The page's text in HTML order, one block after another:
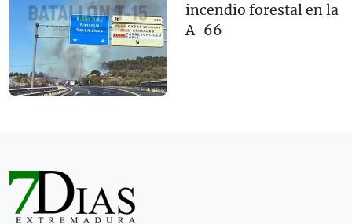
incendio forestal en la
A-66